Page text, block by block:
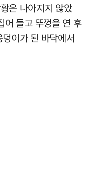
은 나아지지 않았
어 들고 뚜껑을 연 후
이가 된 바닥에서